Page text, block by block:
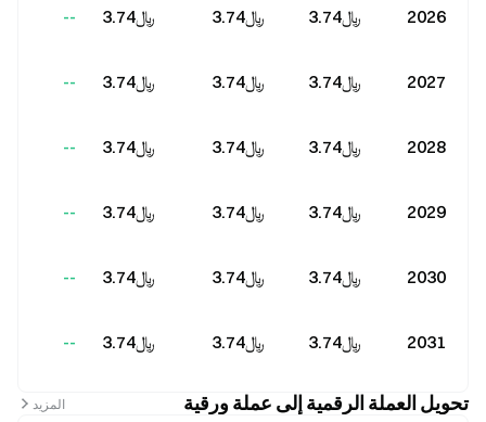
2026 ﷼‎3.74 ﷼‎3.74 ﷼‎3.74 --
2027 ﷼‎3.74 ﷼‎3.74 ﷼‎3.74 --
2028 ﷼‎3.74 ﷼‎3.74 ﷼‎3.74 --
2029 ﷼‎3.74 ﷼‎3.74 ﷼‎3.74 --
2030 ﷼‎3.74 ﷼‎3.74 ﷼‎3.74 --
2031 ﷼‎3.74 ﷼‎3.74 ﷼‎3.74 --
تحويل العملة الرقمية إلى عملة ورقية المزيد